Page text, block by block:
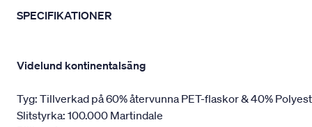
SPECIFIKATIONER
Videlund kontinentalsäng
Tyg: Tillverkad på 60% återvunna PET-flaskor & 40%
Slitstyrka: 100.000 Martindale